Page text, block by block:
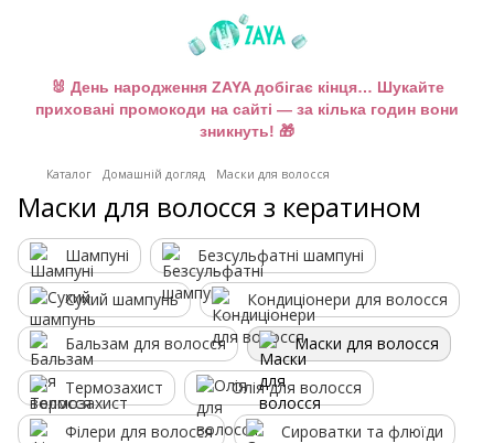
🐰 День народження ZAYA добігає кінця… Шукайте
приховані промокоди на сайті — за кілька годин вони
зникнуть! 🎁
Каталог Домашній догляд Маски для волосся
Маски для волосся з кератином
Шампуні Безсульфатні шампуні
Сухий шампунь Кондиціонери для волосся
Бальзам для волосся Маски для волосся
Термозахист Олія для волосся
Філери для волосся Сироватки та флюїди